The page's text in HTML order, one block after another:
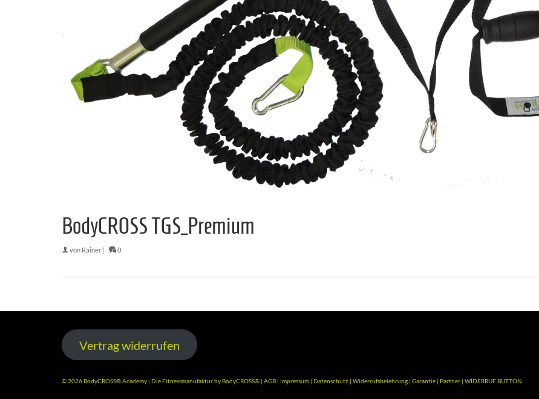
BodyCROSS TGS_Premium
von Rainer 0
Vertrag widerrufen
© 2026 BodyCROSS® Academy | Die Fitnessmanufaktur by BodyCROSS® | AGB | Impressum | Datenschutz | Widerrufsbelehrung | Garantie | Partner | WIDERRUF BUTTON